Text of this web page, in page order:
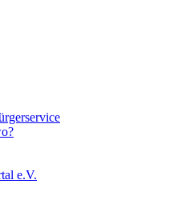
e.V.